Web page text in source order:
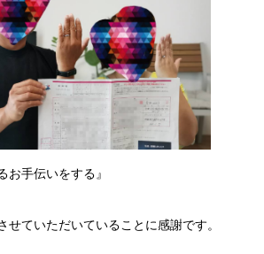
お手伝いをする』
せていただいていることに感謝です。